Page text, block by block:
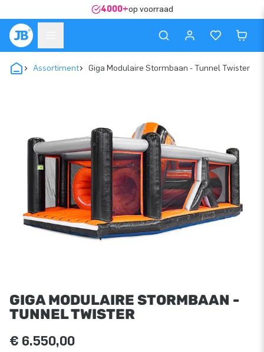
4000+op voorraad
Assortiment Giga Modulaire Stormbaan - Tunnel Twister
GIGA MODULAIRE STORMBAAN -
TUNNEL TWISTER
€ 6.550,00